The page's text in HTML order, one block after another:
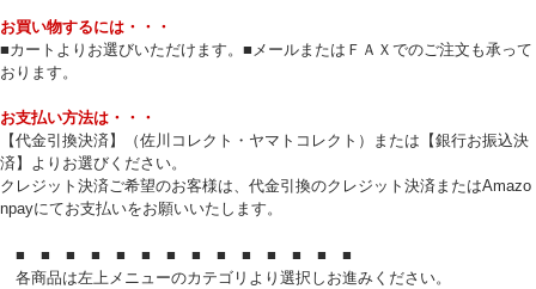
お買い物するには・・・
■カートよりお選びいただけます。■メールまたはＦＡＸでのご注文も承って
おります。
お支払い方法は・・・
【代金引換決済】（佐川コレクト・ヤマトコレクト）または【銀行お振込決
済】よりお選びください。
クレジット決済ご希望のお客様は、代金引換のクレジット決済またはAmazo
npayにてお支払いをお願いいたします。
■ ■ ■ ■ ■ ■ ■ ■ ■ ■ ■ ■ ■ ■
各商品は左上メニューのカテゴリより選択しお進みください。